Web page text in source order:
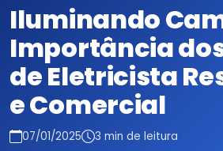
Iluminando
Importância
de Eletricista
e Comercial
07/01/2025 3 min de leitura